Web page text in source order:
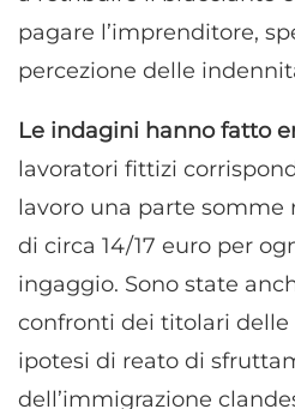
pagare l’imprenditore,
percezione delle
Le indagini hanno fatto
lavoratori fittizi
lavoro una parte somme
di circa 14/17 euro per
ingaggio. Sono state
confronti dei titolari delle
ipotesi di reato di
dell’immigrazione